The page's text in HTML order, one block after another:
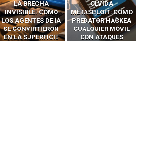
OLVIDA
METASPLOIT: CÓMO
PREDATOR HACKEA
CUALQUIER MÓVIL
CON ATAQUES
CÓMO LOS HACKERS
INTERCEPTAN OTPS
Y LLAMADAS
MÓVILES SIN
‘HACKEAR’ — EL